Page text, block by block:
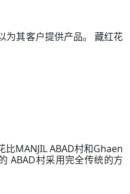
为其客户提供产品。 藏红花
MANJIL ABAD村和Ghaen
ABAD村采用完全传统的方